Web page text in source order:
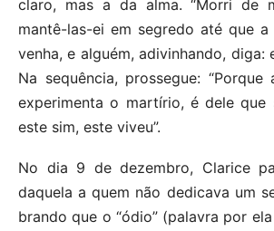
claro, mas a da alma. “Morri de
mantê-las-ei em segredo até que
venha, e alguém, adivinhando, diga:
Na sequência, prossegue: “Porque
experimenta o martírio, é dele que
este sim, este viveu”.
No dia 9 de dezembro, Clarice
daquela a quem não dedicava um
brando que o “ódio” (palavra por